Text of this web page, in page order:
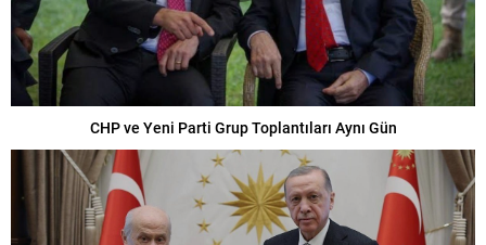
CHP ve Yeni Parti Grup Toplantıları Aynı Gün